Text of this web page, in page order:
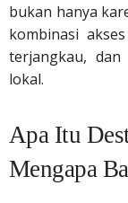
bukan hanya
kombinasi
terjangkau,
lokal.
Apa Itu
Mengapa